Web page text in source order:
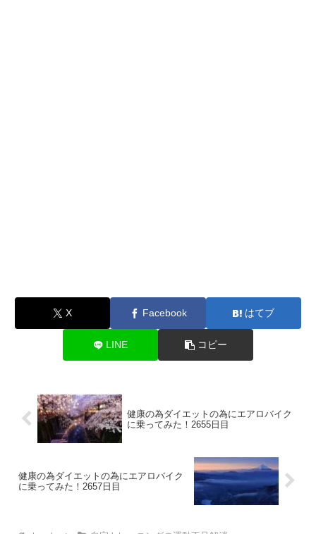
X Facebook はてブ
LINE コピー
健康の為ダイエットの為にエアロバイク
に乗ってみた！2655日目
健康の為ダイエットの為にエアロバイク
に乗ってみた！2657日目